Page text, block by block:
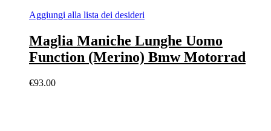
Aggiungi alla lista dei desideri
Maglia Maniche Lunghe Uomo
Function (Merino) Bmw Motorrad
€93.00